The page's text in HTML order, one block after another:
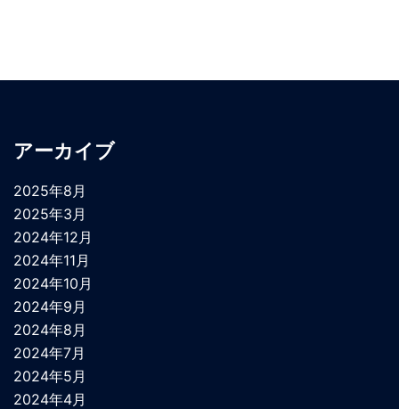
アーカイブ
2025年8月
2025年3月
2024年12月
2024年11月
2024年10月
2024年9月
2024年8月
2024年7月
2024年5月
2024年4月